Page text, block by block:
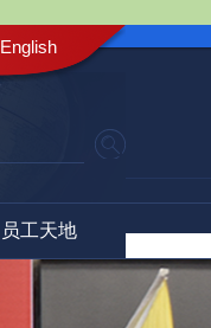
English
员工天地